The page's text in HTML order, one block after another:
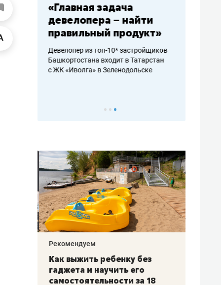
«Главная задача
девелопера – найти
правильный продукт»
Девелопер из топ-10* застройщиков
Башкортостана входит в Татарстан
с ЖК «Иволга» в Зеленодольске
Рекомендуем
Как выжить ребенку без
гаджета и научить его
самостоятельности за 18